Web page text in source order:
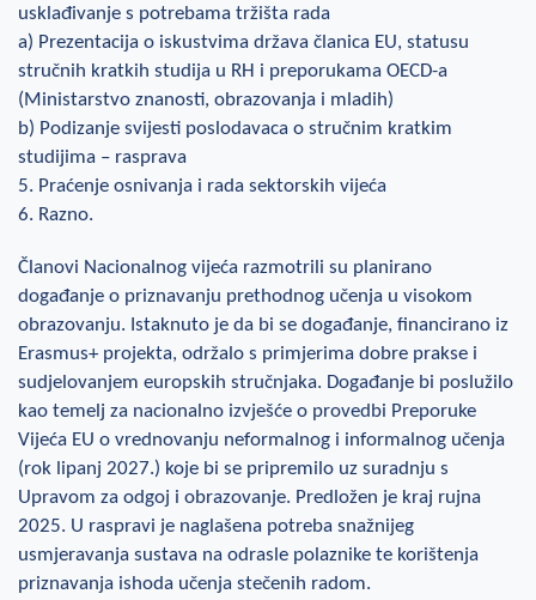
usklađivanje s potrebama tržišta rada
a) Prezentacija o iskustvima država članica EU, statusu
stručnih kratkih studija u RH i preporukama OECD-a
(Ministarstvo znanosti, obrazovanja i mladih)
b) Podizanje svijesti poslodavaca o stručnim kratkim
studijima – rasprava
5. Praćenje osnivanja i rada sektorskih vijeća
6. Razno.
Članovi Nacionalnog vijeća razmotrili su planirano
događanje o priznavanju prethodnog učenja u visokom
obrazovanju. Istaknuto je da bi se događanje, financirano iz
Erasmus+ projekta, održalo s primjerima dobre prakse i
sudjelovanjem europskih stručnjaka. Događanje bi poslužilo
kao temelj za nacionalno izvješće o provedbi Preporuke
Vijeća EU o vrednovanju neformalnog i informalnog učenja
(rok lipanj 2027.) koje bi se pripremilo uz suradnju s
Upravom za odgoj i obrazovanje. Predložen je kraj rujna
2025. U raspravi je naglašena potreba snažnijeg
usmjeravanja sustava na odrasle polaznike te korištenja
priznavanja ishoda učenja stečenih radom.